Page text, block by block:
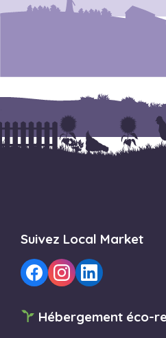
Suivez Local Market
Hébergement éco-